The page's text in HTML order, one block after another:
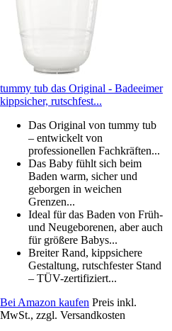
tummy tub das Original - Badeeimer
kippsicher, rutschfest...
Das Original von tummy tub
– entwickelt von
professionellen Fachkräften...
Das Baby fühlt sich beim
Baden warm, sicher und
geborgen in weichen
Grenzen...
Ideal für das Baden von Früh-
und Neugeborenen, aber auch
für größere Babys...
Breiter Rand, kippsichere
Gestaltung, rutschfester Stand
– TÜV-zertifiziert...
Bei Amazon kaufen Preis inkl.
MwSt., zzgl. Versandkosten